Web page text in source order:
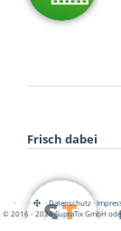
Frisch dabei
· · ·Datenschutz·
© 2016 - 2026 SupraTix GmbH